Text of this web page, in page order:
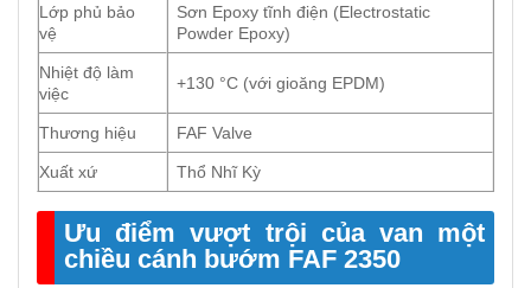
Lớp phủ bảo
vệ
Sơn Epoxy tĩnh điện (Electrostatic
Powder Epoxy)
Nhiệt độ làm
việc
+130 °C (với gioăng EPDM)
Thương hiệu FAF Valve
Xuất xứ Thổ Nhĩ Kỳ
Ưu điểm vượt trội của van một
chiều cánh bướm FAF 2350